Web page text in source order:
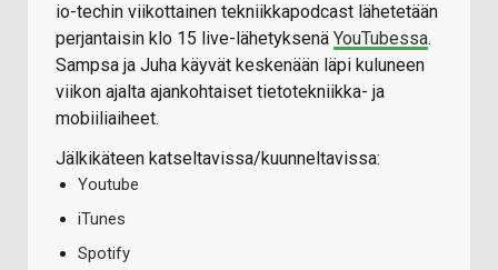
io-techin viikottainen tekniikkapodcast lähetetään
perjantaisin klo 15 live-lähetyksenä YouTubessa.
Sampsa ja Juha käyvät keskenään läpi kuluneen
viikon ajalta ajankohtaiset tietotekniikka- ja
mobiiliaiheet.
Jälkikäteen katseltavissa/kuunneltavissa:
Youtube
iTunes
Spotify